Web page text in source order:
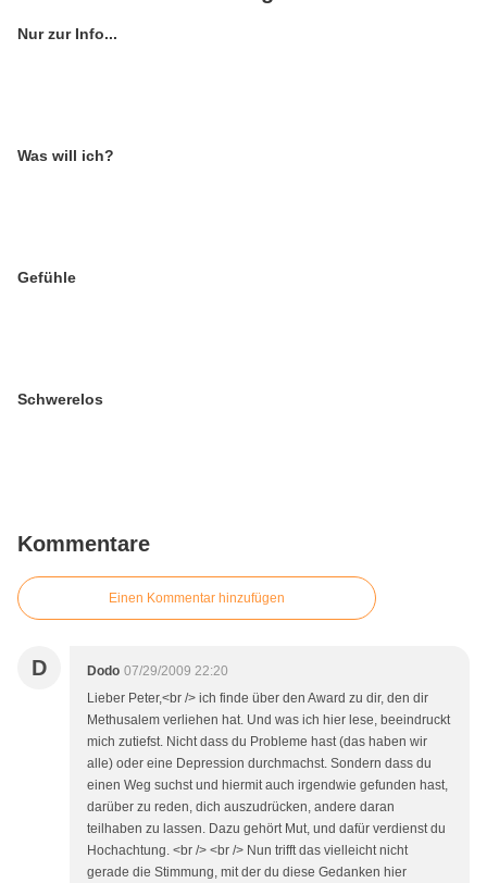
Nur zur Info...
Was will ich?
Gefühle
Schwerelos
Kommentare
Einen Kommentar hinzufügen
D Dodo 07/29/2009 22:20
Lieber Peter,<br /> ich finde über den Award zu dir, den dir
Methusalem verliehen hat. Und was ich hier lese, beeindruckt
mich zutiefst. Nicht dass du Probleme hast (das haben wir
alle) oder eine Depression durchmachst. Sondern dass du
einen Weg suchst und hiermit auch irgendwie gefunden hast,
darüber zu reden, dich auszudrücken, andere daran
teilhaben zu lassen. Dazu gehört Mut, und dafür verdienst du
Hochachtung. <br /> <br /> Nun trifft das vielleicht nicht
gerade die Stimmung, mit der du diese Gedanken hier